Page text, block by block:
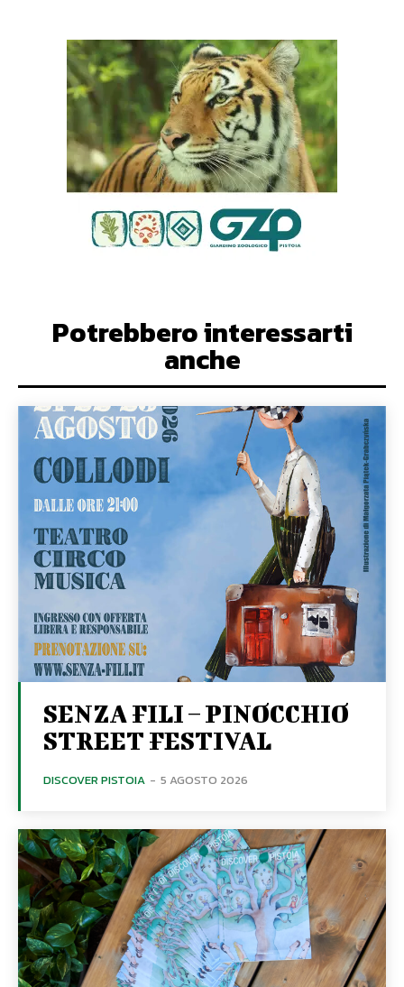
Potrebbero interessarti
anche
SENZA FILI – PINOCCHIO
STREET FESTIVAL
DISCOVER PISTOIA - 5 AGOSTO 2026